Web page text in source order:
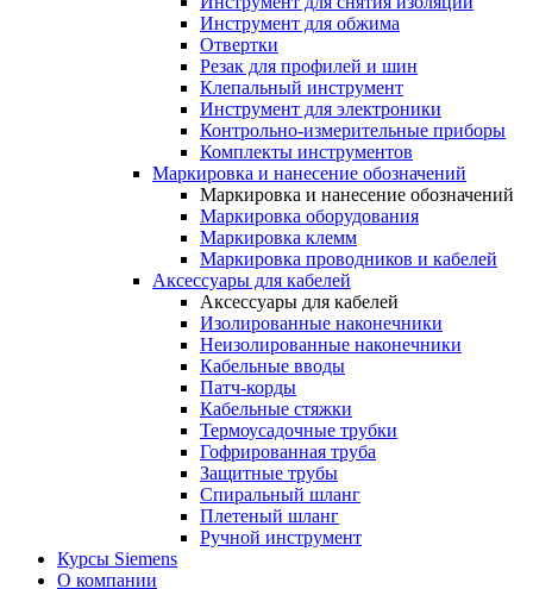
Инструмент для обжима
Отвертки
Резак для профилей и шин
Клепальный инструмент
Инструмент для электроники
Контрольно-измерительные приборы
Комплекты инструментов
Маркировка и нанесение обозначений
Маркировка и нанесение обозначений
Маркировка оборудования
Маркировка клемм
Маркировка проводников и кабелей
Аксессуары для кабелей
Аксессуары для кабелей
Изолированные наконечники
Неизолированные наконечники
Кабельные вводы
Патч-корды
Кабельные стяжки
Термоусадочные трубки
Гофрированная труба
Защитные трубы
Спиральный шланг
Плетеный шланг
Ручной инструмент
Курсы Siemens
О компании